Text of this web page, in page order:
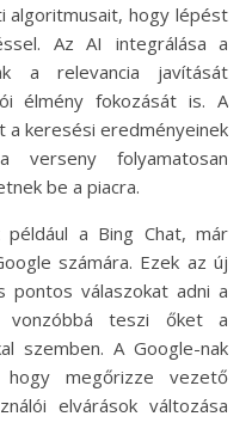
algoritmusait, hogy lépést
Az AI integrálása a
a relevancia javítását
élmény fokozását is. A
a keresési eredményeinek
verseny folyamatosan
be a piacra.
például a Bing Chat, már
számára. Ezek az új
pontos válaszokat adni a
vonzóbbá teszi őket a
szemben. A Google-nak
hogy megőrizze vezető
elvárások változása